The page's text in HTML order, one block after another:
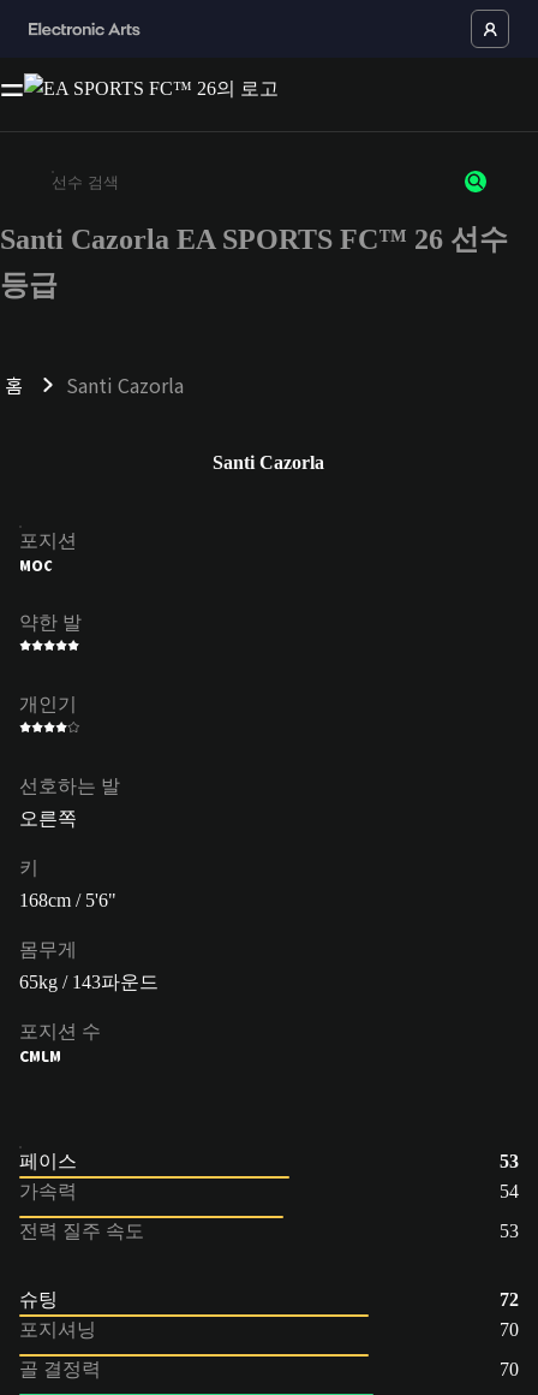
최소 3자 이상의 문자 또는 숫자를 입력하세요
Santi Cazorla EA SPORTS FC™ 26 선수
등급
홈 Santi Cazorla
Santi Cazorla
포지션
MOC
약한 발
개인기
선호하는 발
오른쪽
키
168cm / 5'6"
몸무게
65kg / 143파운드
포지션 수
CMLM
페이스
53
가속력
54
전력 질주 속도
53
슈팅
72
포지셔닝
70
골 결정력
70